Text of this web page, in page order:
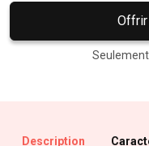
Offrir
Seulement
Description